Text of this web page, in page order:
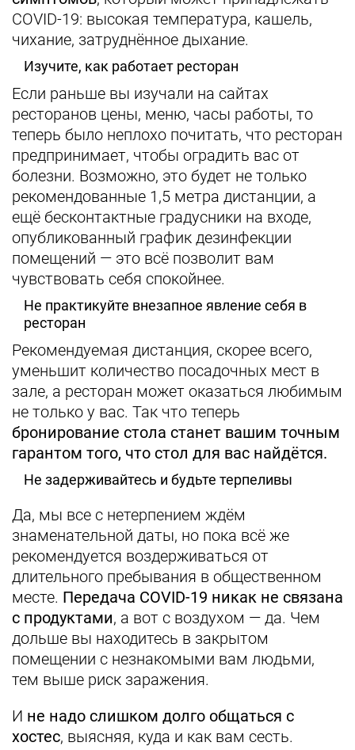
COVID-19: высокая температура, кашель,
чихание, затруднённое дыхание.
Изучите, как работает ресторан
Если раньше вы изучали на сайтах
ресторанов цены, меню, часы работы, то
теперь было неплохо почитать, что ресторан
предпринимает, чтобы оградить вас от
болезни. Возможно, это будет не только
рекомендованные 1,5 метра дистанции, а
ещё бесконтактные градусники на входе,
опубликованный график дезинфекции
помещений — это всё позволит вам
чувствовать себя спокойнее.
Не практикуйте внезапное явление себя в
ресторан
Рекомендуемая дистанция, скорее всего,
уменьшит количество посадочных мест в
зале, а ресторан может оказаться любимым
не только у вас. Так что теперь
бронирование стола станет вашим точным
гарантом того, что стол для вас найдётся.
Не задерживайтесь и будьте терпеливы
Да, мы все с нетерпением ждём
знаменательной даты, но пока всё же
рекомендуется воздерживаться от
длительного пребывания в общественном
месте. Передача COVID-19 никак не связана
с продуктами, а вот с воздухом — да. Чем
дольше вы находитесь в закрытом
помещении с незнакомыми вам людьми,
тем выше риск заражения.
И не надо слишком долго общаться с
хостес, выясняя, куда и как вам сесть.